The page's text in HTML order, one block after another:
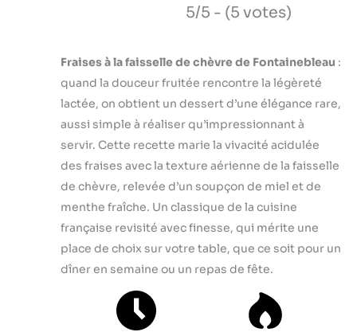
5/5 - (5 votes)
Fraises à la faisselle de chèvre de Fontainebleau :
quand la douceur fruitée rencontre la légèreté
lactée, on obtient un dessert d’une élégance rare,
aussi simple à réaliser qu’impressionnant à
servir. Cette recette marie la vivacité acidulée
des fraises avec la texture aérienne de la faisselle
de chèvre, relevée d’un soupçon de miel et de
menthe fraîche. Un classique de la cuisine
française revisité avec finesse, qui mérite une
place de choix sur votre table, que ce soit pour un
dîner en semaine ou un repas de fête.